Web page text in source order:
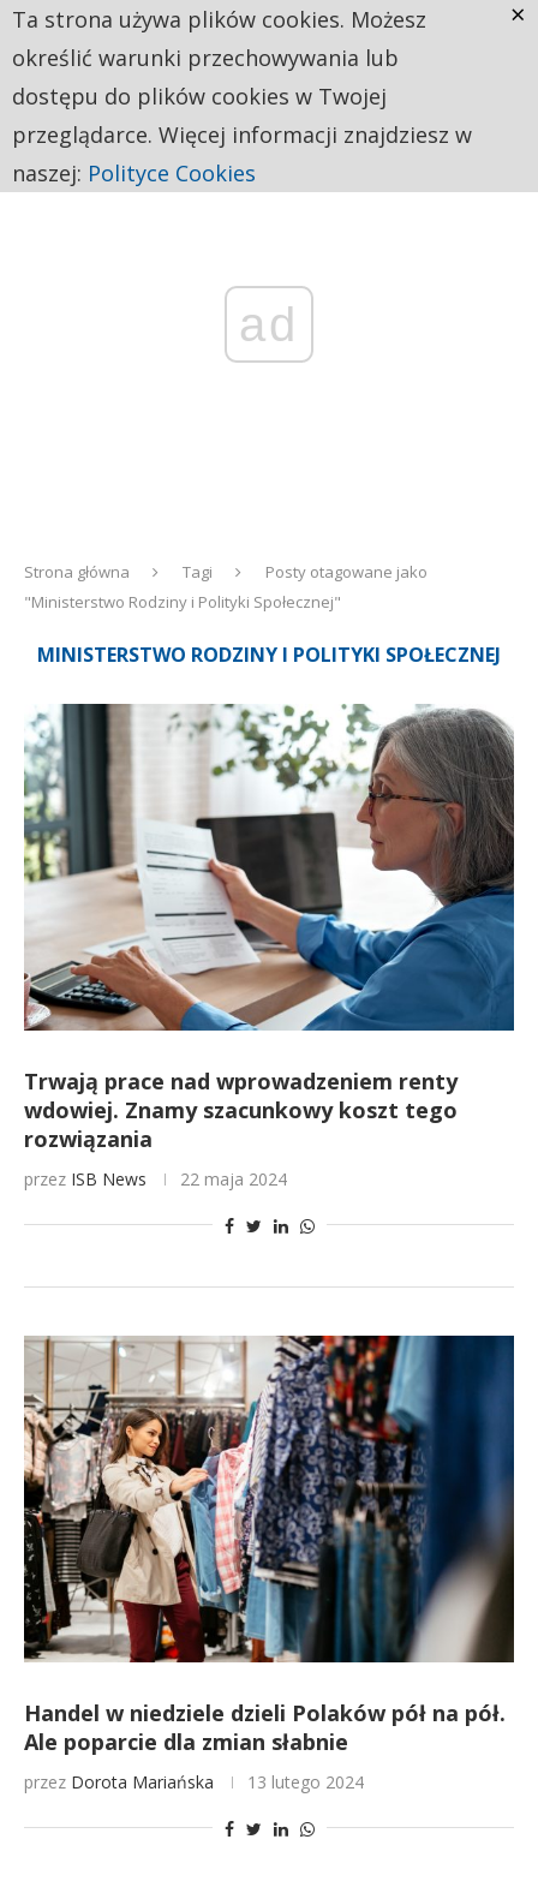
ad
Strona główna Tagi
Posty otagowane jako
"Ministerstwo Rodziny i Polityki Społecznej"
MINISTERSTWO RODZINY I POLITYKI SPOŁECZNEJ
Trwają prace nad wprowadzeniem renty
wdowiej. Znamy szacunkowy koszt tego
rozwiązania
przez ISB News 22 maja 2024
Handel w niedziele dzieli Polaków pół na pół.
Ale poparcie dla zmian słabnie
przez Dorota Mariańska 13 lutego 2024
Ta strona używa plików cookies. Możesz
określić warunki przechowywania lub
dostępu do plików cookies w Twojej
przeglądarce. Więcej informacji znajdziesz w
naszej: Polityce Cookies
×